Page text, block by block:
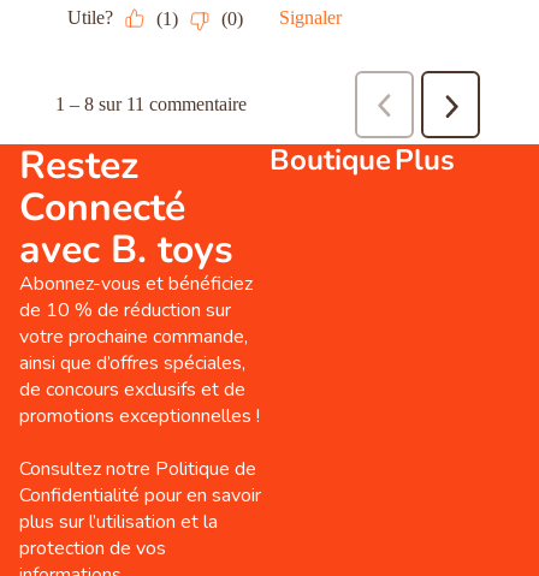
Restez
Connecté
avec B. toys
Abonnez-vous et bénéficiez
de 10 % de réduction sur
votre prochaine commande,
ainsi que d’offres spéciales,
de concours exclusifs et de
promotions exceptionnelles !
Consultez notre Politique de
Confidentialité pour en savoir
plus sur l’utilisation et la
protection de vos
BoutiquePlus